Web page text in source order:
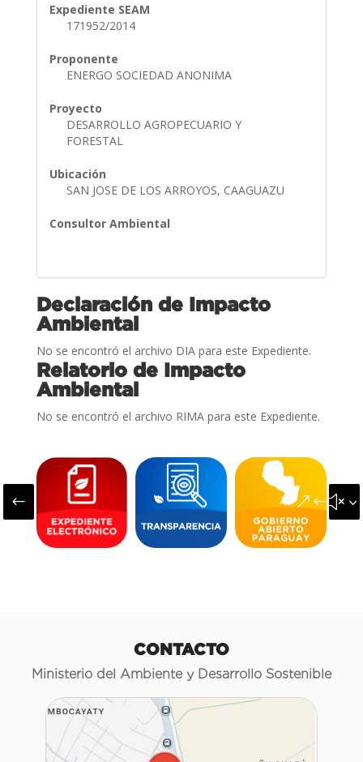
Expediente SEAM
171952/2014
Proponente
ENERGO SOCIEDAD ANONIMA
Proyecto
DESARROLLO AGROPECUARIO Y
FORESTAL
Ubicación
SAN JOSE DE LOS ARROYOS, CAAGUAZU
Consultor Ambiental
Declaración de Impacto
Ambiental
No se encontró el archivo DIA para este Expediente.
Relatorio de Impacto
Ambiental
No se encontró el archivo RIMA para este Expediente.
#
CONTACTO
Ministerio del Ambiente y Desarrollo Sostenible